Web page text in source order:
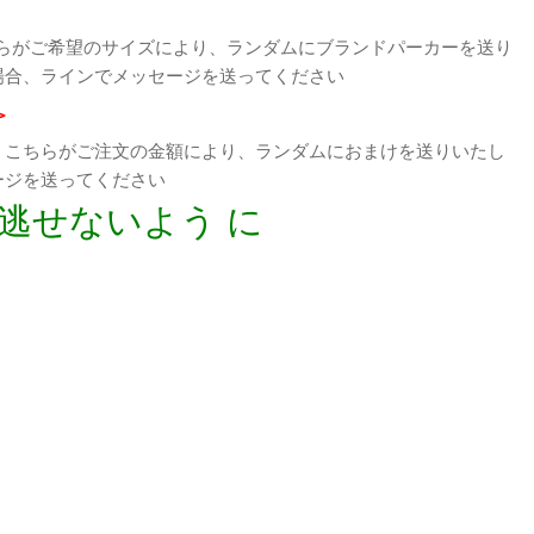
ご希望のサイズにより、ランダムにブランドパーカーを送り
、ラインでメッセージを送ってください
ちらがご注文の金額により、ランダムにおまけを送りいたし
を送ってください
せないよう に